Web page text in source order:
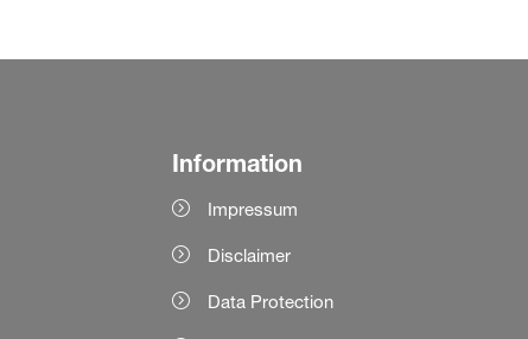
Information
Impressum
Disclaimer
Data Protection